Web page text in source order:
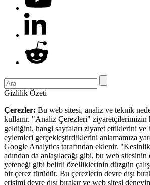
Gizlilik Özeti
Çerezler: Bu web sitesi, analiz ve teknik
kullanır. "Analiz Çerezleri" ziyaretçilerimizin
geldiğini, hangi sayfaları ziyaret ettiklerini ve
eylemleri gerçekleştirdiklerini anlamamıza
Google Analytics tarafından eklenir.
adından da anlaşılacağı gibi, bu web
yeteneği gibi belirli özelliklerinin düzgün
bir çerez türüdür. Bu çerezlerin devre dışı
erişimi devre dışı bırakır ve web sitesi